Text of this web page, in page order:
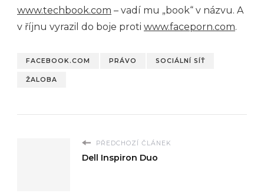
www.techbook.com – vadí mu „book“ v názvu. A
v říjnu vyrazil do boje proti www.faceporn.com.
FACEBOOK.COM PRÁVO SOCIÁLNÍ SÍŤ
ŽALOBA
PŘEDCHOZÍ ČLÁNEK
Dell Inspiron Duo